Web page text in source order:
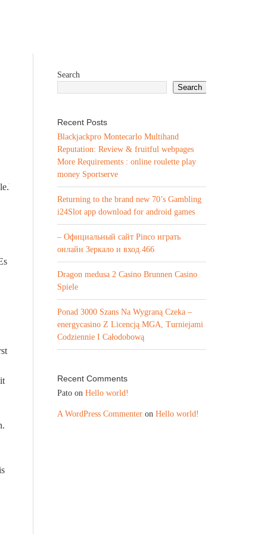
Search
Search
Recent Posts
Blackjackpro Montecarlo Multihand
Reputation: Review & fruitful webpages
More Requirements : online roulette play
money Sportserve
Returning to the brand new 70’s Gambling
i24Slot app download for android games
– Официальный сайт Pinco играть
онлайн Зеркало и вход.466
Dragon medusa 2 Casino Brunnen Casino
Spiele
Ponad 3000 Szans Na Wygraną Czeka –
energycasino Z Licencją MGA, Turniejami
Codziennie I Całodobową
Recent Comments
Pato on Hello world!
A WordPress Commenter on Hello world!